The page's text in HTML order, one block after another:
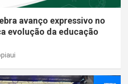
avanço expressivo no
evolução da educação